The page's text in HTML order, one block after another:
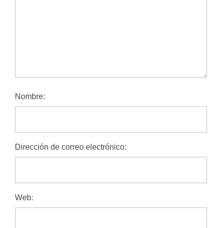
Nombre:
Dirección de correo electrónico:
Web: